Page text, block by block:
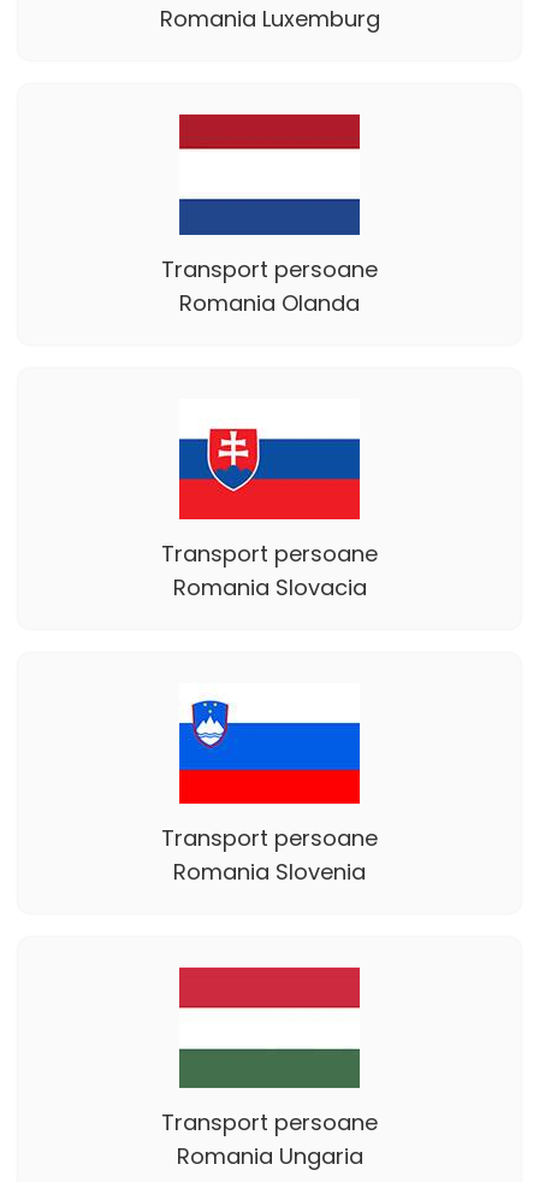
Romania Luxemburg
Transport persoane
Romania Olanda
Transport persoane
Romania Slovacia
Transport persoane
Romania Slovenia
Transport persoane
Romania Ungaria